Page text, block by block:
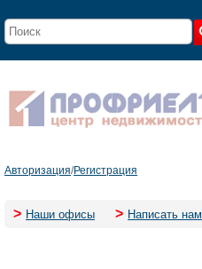
Авторизация/Регистрация
> Наши офисы > Написать нам